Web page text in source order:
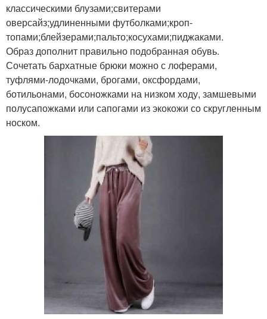
классическими блузами;свитерами
оверсайз;удлиненными футболками;кроп-
топами;блейзерами;пальто;косухами;пиджаками.
Образ дополнит правильно подобранная обувь.
Сочетать бархатные брюки можно с лоферами,
туфлями-лодочками, брогами, оксфордами,
ботильонами, босоножками на низком ходу, замшевыми
полусапожками или сапогами из экокожи со скругленным
носком.